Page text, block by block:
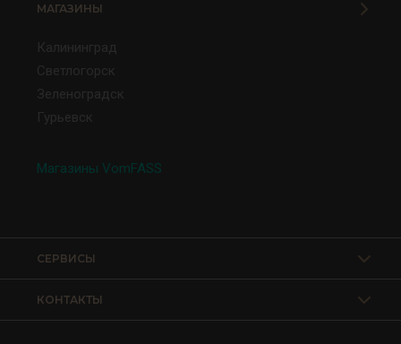
МАГАЗИНЫ
Калининград
Светлогорск
Зеленоградск
Гурьевск
Магазины VomFASS
КОНТАКТЫ
СЕРВИСЫ